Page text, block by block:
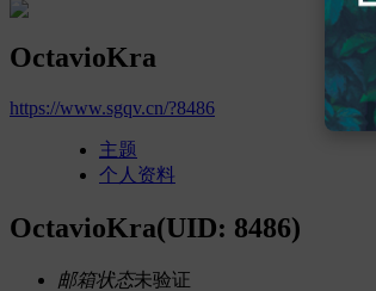
OctavioKra
https://www.sgqv.cn/?8486
主题
个人资料
OctavioKra(UID: 8486)
邮箱状态未验证